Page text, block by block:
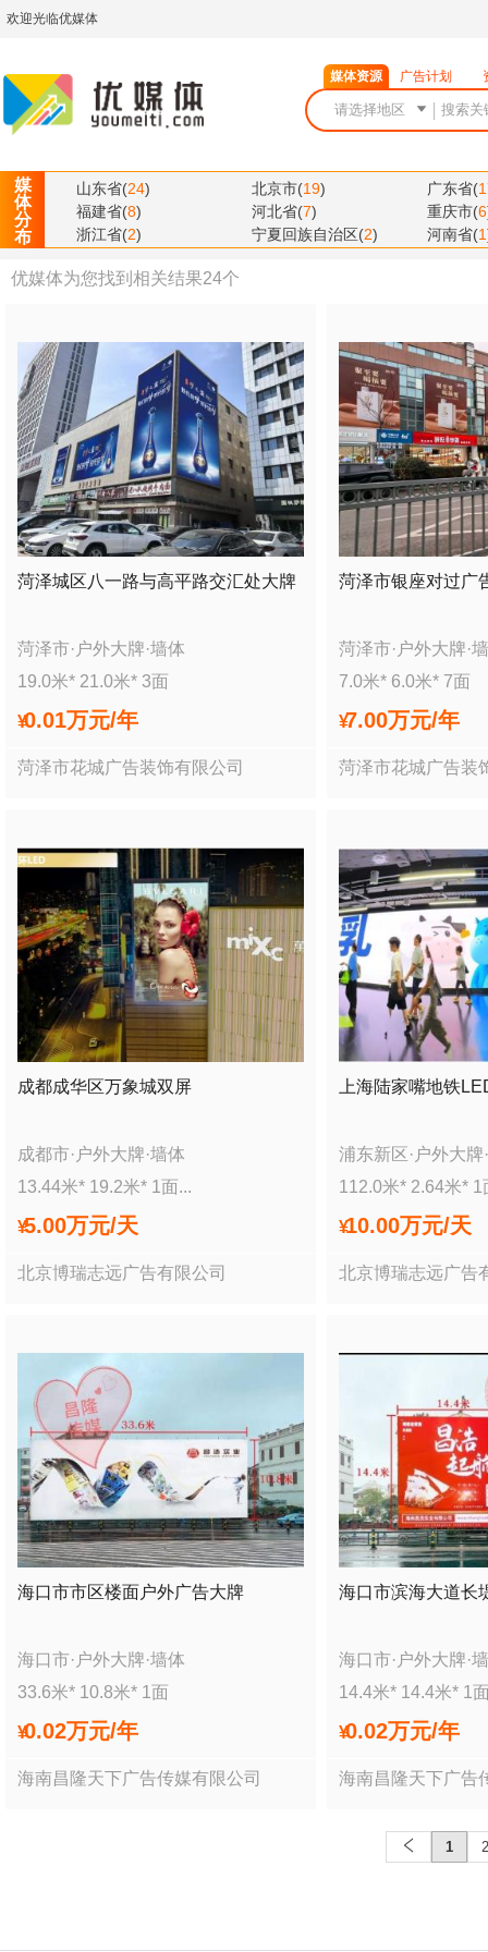
欢迎光临优媒体
媒体资源 广告计划
媒
体
分
布
山东省(24) 北京市(19) 广东省(
福建省(8) 河北省(7) 重庆市(6
浙江省(2) 宁夏回族自治区(2) 河南省(1
优媒体为您找到相关结果24个
菏泽城区八一路与高平路交汇处大牌
菏泽市· 户外大牌·墙体
19.0米* 21.0米* 3面
¥0.01万元/年
菏泽市花城广告装饰有限公司
菏泽市银座对过广
菏泽市· 户外大牌·
7.0米* 6.0米* 7面
¥7.00万元/年
菏泽市花城广告装
成都成华区万象城双屏
成都市· 户外大牌·墙体
13.44米* 19.2米* 1 面...
¥5.00万元/天
北京博瑞志远广告有限公司
上海陆家嘴地铁
浦东新区· 户外大牌·
112.0米* 2.64米* 1
¥10.00万元/天
北京博瑞志远广告
海口市市区楼面户外广告大牌
海口市· 户外大牌·墙体
33.6米* 10.8米* 1 面
¥0.02万元/年
海南昌隆天下广告传媒有限公司
海口市滨海大道长
海口市· 户外大牌·
14.4米* 14.4米* 1
¥0.02万元/年
海南昌隆天下广告
1 2